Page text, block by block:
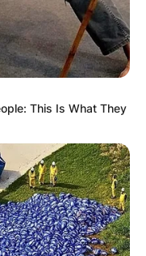
This Is What They